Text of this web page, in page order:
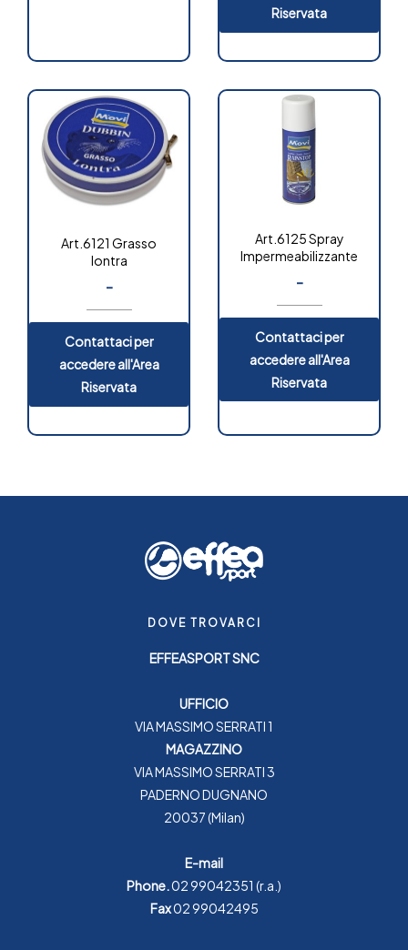
Riservata
OUT OF
STOCK
Art.6121 Grasso
lontra
-
Contattaci per
accedere all'Area
Riservata
Art.6125 Spray
Impermeabilizzante
-
Contattaci per
accedere all'Area
Riservata
DOVE TROVARCI
EFFEASPORT SNC
UFFICIO
VIA MASSIMO SERRATI 1
MAGAZZINO
VIA MASSIMO SERRATI 3
PADERNO DUGNANO
20037 (Milan)
E-mail
Phone.02 99042351 (r.a.)
Fax02 99042495